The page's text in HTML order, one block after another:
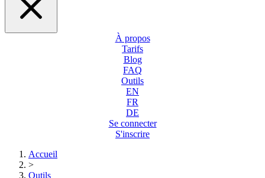
À propos
Tarifs
Blog
FAQ
Outils
EN
FR
DE
Se connecter
S'inscrire
Accueil
>
Outils